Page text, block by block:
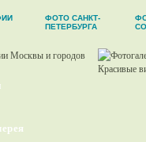
ФОТО САНКТ-
ПЕТЕРБУРГА